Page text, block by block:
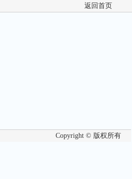
返回首页
Copyright © 版权所有